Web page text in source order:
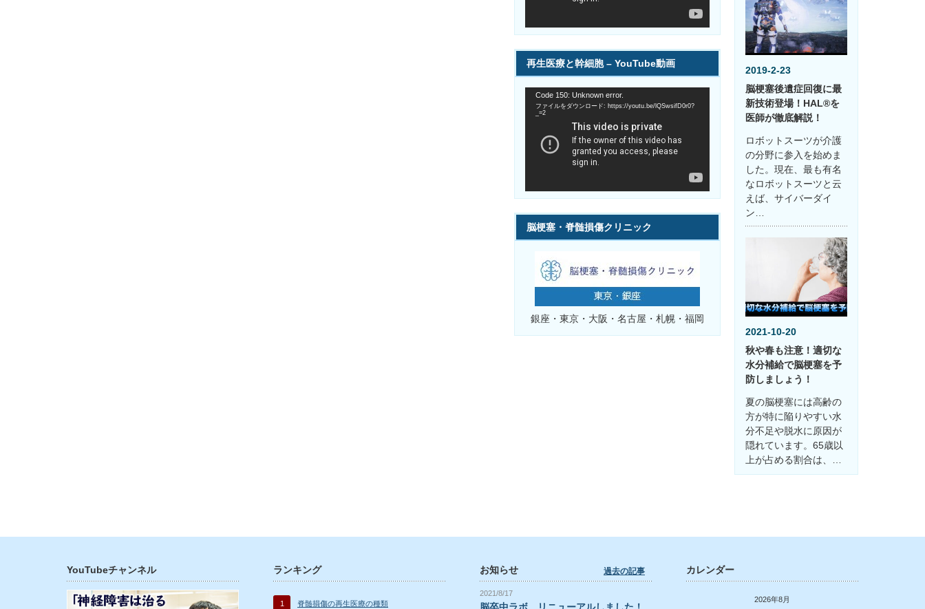
再生医療と幹細胞 – YouTube動画
Code 150: Unknown error.
ファイルをダウンロード: https://youtu.be/lQSwsifD0r0?
_=2
脳梗塞・脊髄損傷クリニック
銀座・東京・大阪・名古屋・札幌・福岡
2019-2-23
脳梗塞後遺症回復に最
新技術登場！HAL®を
医師が徹底解説！
ロボットスーツが介護
の分野に参入を始めま
した。現在、最も有名
なロボットスーツと云
えば、サイバーダイ
ン…
2021-10-20
秋や春も注意！適切な
水分補給で脳梗塞を予
防しましょう！
夏の脳梗塞には高齢の
方が特に陥りやすい水
分不足や脱水に原因が
隠れています。65歳以
上が占める割合は、…
YouTubeチャンネル ランキング
1 脊髄損傷の再生医療の種類
お知らせ
2021/8/17
脳卒中ラボ、リニューアルしました！
過去の記事 カレンダー
2026年8月